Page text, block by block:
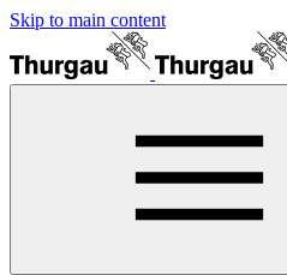
Skip to main content